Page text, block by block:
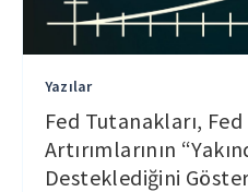
Yazılar
Fed Tutanakları,
Artırımlarının
Desteklediğini